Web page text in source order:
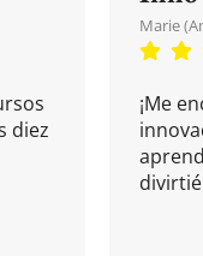
diez
Marie
¡Me